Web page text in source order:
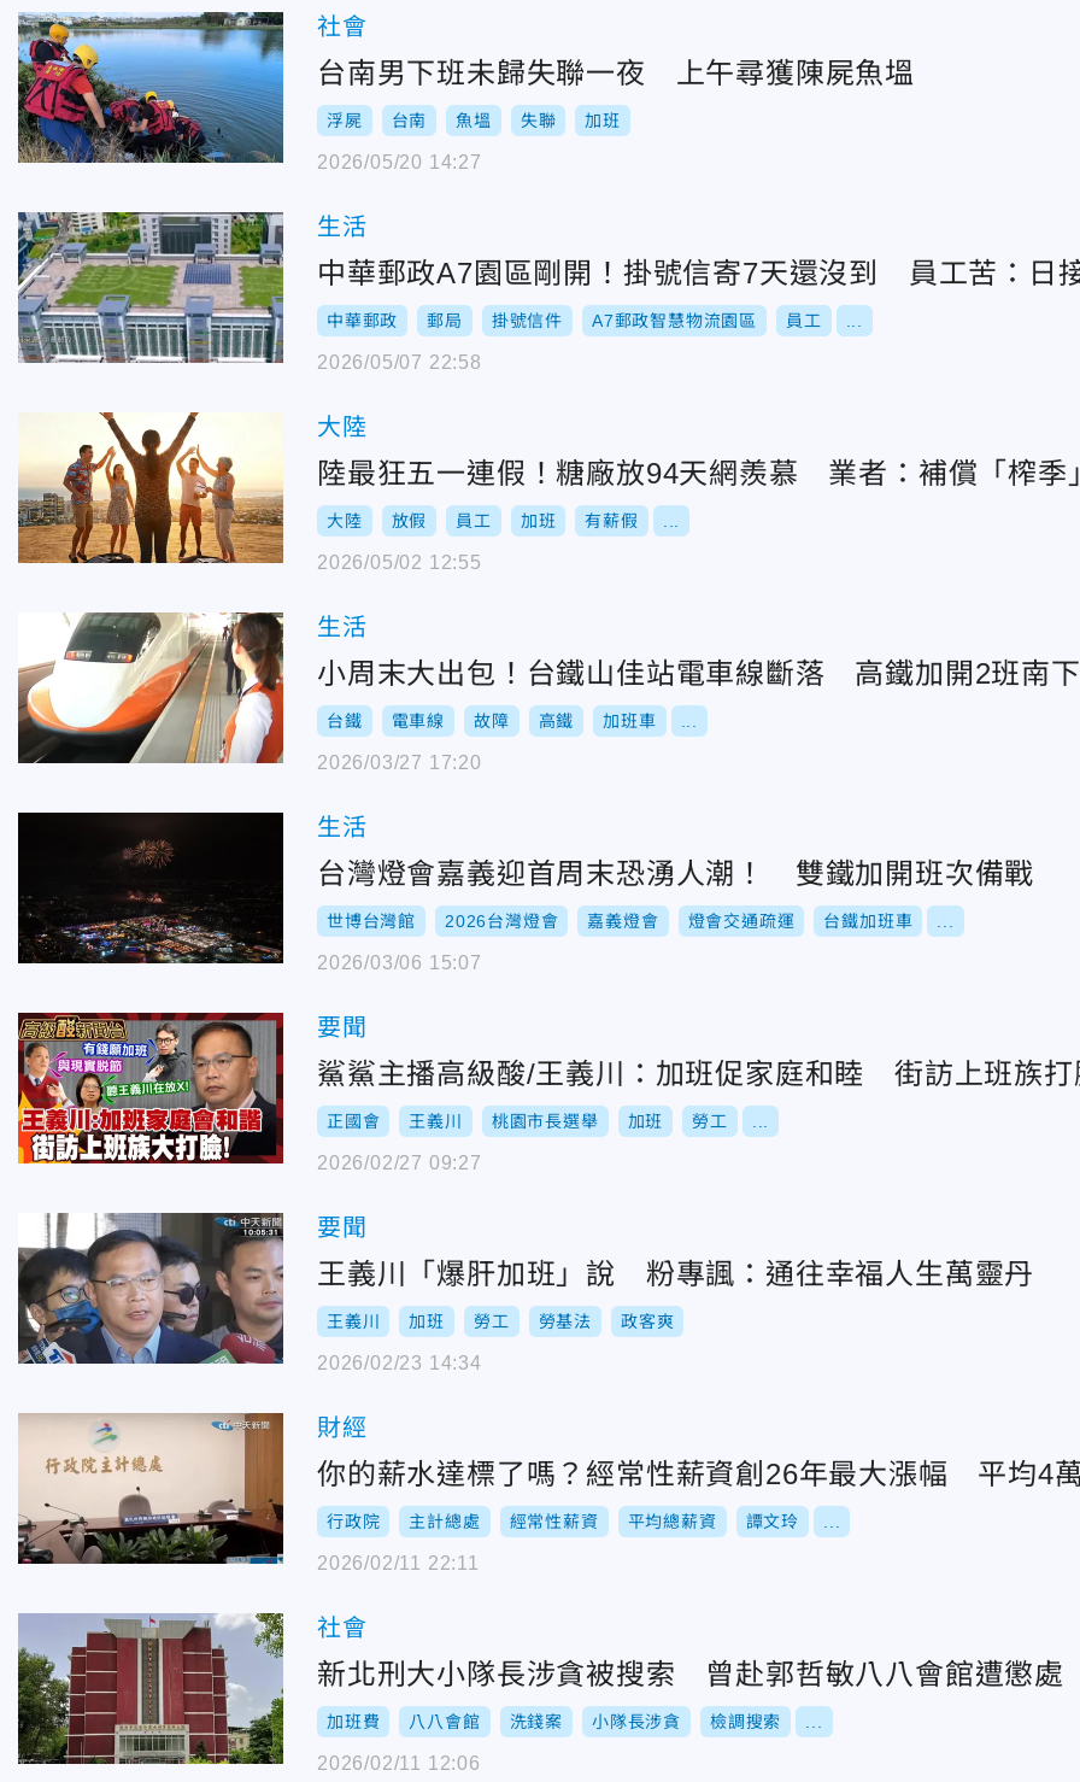
社會
台南男下班未歸失聯一夜 上午尋獲陳屍魚塭
浮屍 台南 魚塭 失聯 加班
2026/05/20 14:27
生活
中華郵政A7園區剛開！掛號信寄7天還沒到 員工苦：日
中華郵政 郵局 掛號信件 A7郵政智慧物流園區 員工
2026/05/07 22:58
大陸
陸最狂五一連假！糖廠放94天網羨慕 業者：補償「榨季
大陸 放假 員工 加班 有薪假
2026/05/02 12:55
生活
小周末大出包！台鐵山佳站電車線斷落 高鐵加開2班南
台鐵 電車線 故障 高鐵 加班車
2026/03/27 17:20
生活
台灣燈會嘉義迎首周末恐湧人潮！ 雙鐵加開班次備戰
世博台灣館 2026台灣燈會 嘉義燈會 燈會交通疏運 台鐵加班車
2026/03/06 15:07
要聞
鯊鯊主播高級酸/王義川：加班促家庭和睦 街訪上班族打
正國會 王義川 桃園市長選舉 加班 勞工
2026/02/27 09:27
要聞
王義川「爆肝加班」說 粉專諷：通往幸福人生萬靈丹
王義川 加班 勞工 勞基法 政客爽
2026/02/23 14:34
財經
你的薪水達標了嗎？經常性薪資創26年最大漲幅 平均4
行政院 主計總處 經常性薪資 平均總薪資 譚文玲
2026/02/11 22:11
社會
新北刑大小隊長涉貪被搜索 曾赴郭哲敏八八會館遭懲處
加班費 八八會館 洗錢案 小隊長涉貪 檢調搜索
2026/02/11 12:06